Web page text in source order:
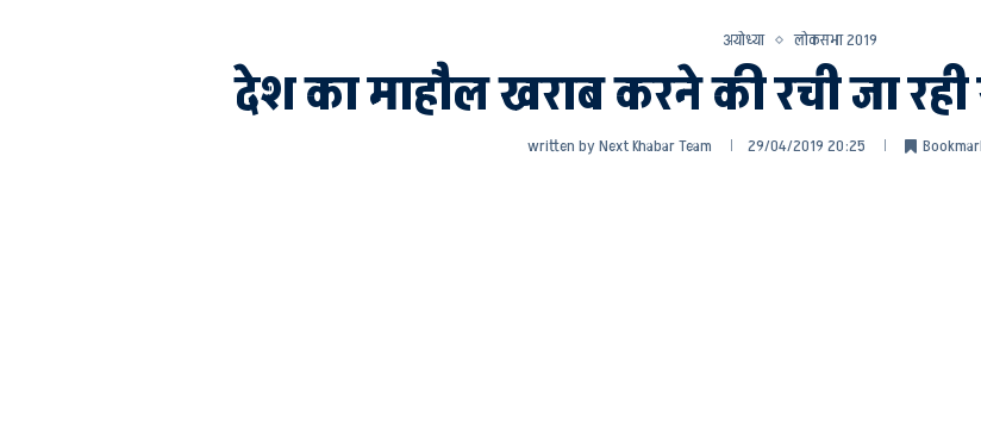
अयोध्या लोकसभा 2019
देश का माहौल खराब करने की रची जा रही
written byNext Khabar Team 29/04/2019 20:25